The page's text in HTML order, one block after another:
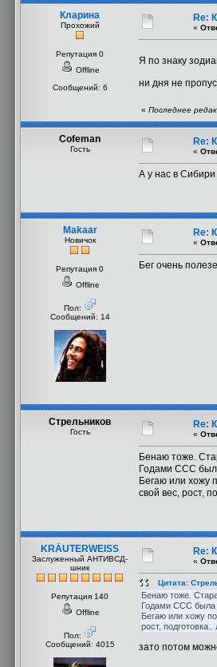
Кларина
Прохожий
Репутация 0
Offline
Сообщений: 6
Re:
«
Я по знаку
ни дня не
« Последнее
Cofeman
Гость
Re:
«
А у нас в
Makaar
Новичок
Репутация 0
Offline
Пол:
Сообщений: 14
Re:
«
Бег очень
Стрельников
Гость
Re:
«
Бенаю тоже.
Годами ССС
Бегаю или хожу
свой вес, рост,
KRÄUTERWEISS
Заслуженный АНТИВСД-
шник
Репутация 140
Offline
Пол:
Сообщений: 4015
Re:
«
Цитата:
Бенаю тоже.
Годами ССС была
Бегаю или хожу
рост,
зато потом